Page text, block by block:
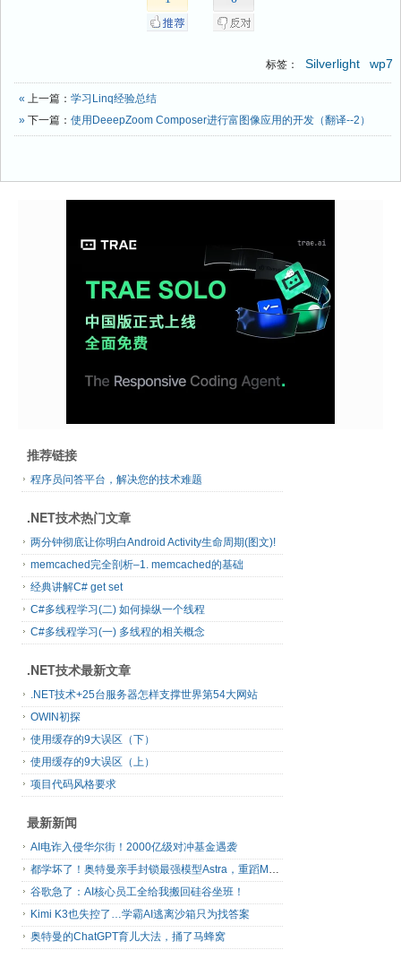
标签： Silverlight wp7
« 上一篇： 学习Linq经验总结
» 下一篇： 使用DeeepZoom Composer进行富图像应用的开发（翻译--2）
推荐链接
程序员问答平台，解决您的技术难题
.NET技术热门文章
两分钟彻底让你明白Android Activity生命周期(图文)!
memcached完全剖析–1. memcached的基础
经典讲解C# get set
C#多线程学习(二) 如何操纵一个线程
C#多线程学习(一) 多线程的相关概念
.NET技术最新文章
.NET技术+25台服务器怎样支撑世界第54大网站
OWIN初探
使用缓存的9大误区（下）
使用缓存的9大误区（上）
项目代码风格要求
最新新闻
AI电诈入侵华尔街！2000亿级对冲基金遇袭
谷歌急了：AI核心员工全给我搬回硅谷坐班！
Kimi K3也失控了…学霸AI逃离沙箱只为找答案
奥特曼的ChatGPT育儿大法，捅了马蜂窝